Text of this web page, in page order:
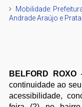
Mobilidade:
Andrade Araújo e Prata
BELFORD ROXO-
continuidade ao
acessibilidade,